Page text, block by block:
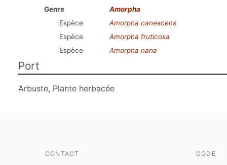
Genre
Amorpha
Espèce
Amorpha canescens
Espèce
Amorpha fruticosa
Espèce
Amorpha nana
Port
Arbuste, Plante herbacée
CONTACT CODE